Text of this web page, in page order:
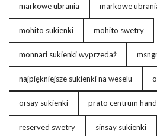
markowe ubrania markowe
mohito sukienki mohito swetry
monnari sukienki wyprzedaż
najpiękniejsze sukienki na weselu
orsay sukienki prato centrum
reserved swetry sinsay sukienki